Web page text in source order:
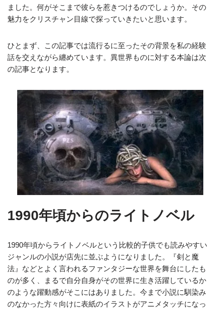
ました。何がそこまで彼らを惹きつけるのでしょうか。その
魅力をクリスチャン目線で探っていきたいと思います。
ひとまず、この記事では流行るに至ったその背景を私の経験
話を交えながら纏めています。異世界ものに対する本論は次
の記事となります。
1990年頃からのライトノベル
1990年頃からライトノベルという比較的子供でも読みやすい
ジャンルの小説が店先に並ぶようになりました。『剣と魔
法』などとよく言われるファンタジーな世界を舞台にしたも
のが多く、まるで自分自身がその世界に生き活躍しているか
のような躍動感がそこにはありました。今まで小説に馴染み
のなかった方々向けに表紙のイラストがアニメタッチになっ